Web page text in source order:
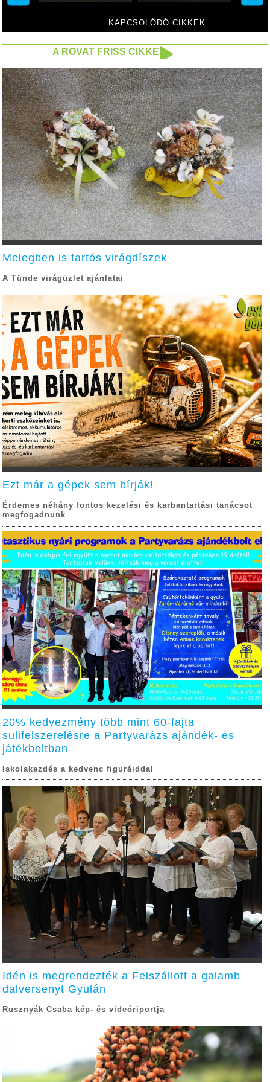
KAPCSOLÓDÓ CIKKEK
A ROVAT FRISS CIKKEI
Melegben is tartós virágdíszek
A Tünde virágüzlet ajánlatai
Ezt már a gépek sem bírják!
Érdemes néhány fontos kezelési és karbantartási tanácsot
megfogadnunk
20% kedvezmény több mint 60-fajta
sulifelszerelésre a Partyvarázs ajándék- és
játékboltban
Iskolakezdés a kedvenc figuráiddal
Idén is megrendezték a Felszállott a galamb
dalversenyt Gyulán
Rusznyák Csaba kép- és videóriportja